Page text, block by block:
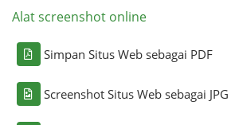
Alat screenshot online
Simpan Situs Web sebagai PDF
Screenshot Situs Web sebagai JPG